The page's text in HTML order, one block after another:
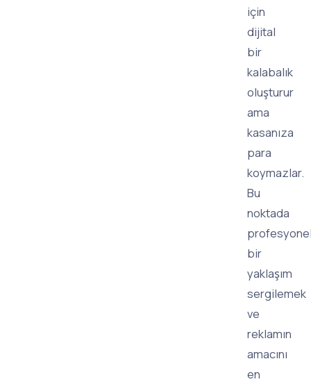
için
dijital
bir
kalabalık
oluşturur
ama
kasanıza
para
koymazlar.
Bu
noktada
bir
yaklaşım
sergilemek
ve
reklamın
amacını
en